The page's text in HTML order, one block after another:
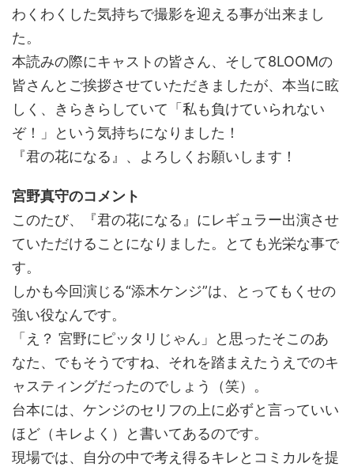
わくわくした気持ちで撮影を迎える事が出来まし
た。
本読みの際にキャストの皆さん、そして8LOOMの
皆さんとご挨拶させていただきましたが、本当に眩
しく、きらきらしていて「私も負けていられない
ぞ！」という気持ちになりました！
『君の花になる』、よろしくお願いします！
宮野真守のコメント
このたび、『君の花になる』にレギュラー出演させ
ていただけることになりました。とても光栄な事で
す。
しかも今回演じる“添木ケンジ”は、とってもくせの
強い役なんです。
「え？ 宮野にピッタリじゃん」と思ったそこのあ
なた、でもそうですね、それを踏まえたうえでのキ
ャスティングだったのでしょう（笑）。
台本には、ケンジのセリフの上に必ずと言っていい
ほど（キレよく）と書いてあるのです。
現場では、自分の中で考え得るキレとコミカルを提